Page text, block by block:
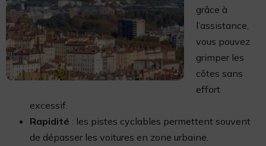
grâce à
l’assistance,
vous pouvez
grimper les
côtes sans
effort
excessif.
Rapidité : les pistes cyclables permettent souvent
de dépasser les voitures en zone urbaine.